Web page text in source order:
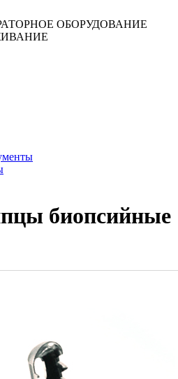
ОБОРУДОВАНИЕ
биопсийные